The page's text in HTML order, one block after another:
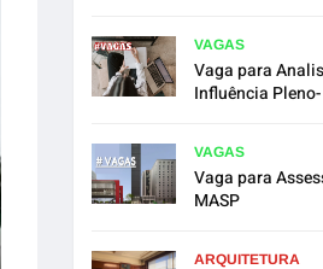
VAGAS
Vaga para
Influência
VAGAS
Vaga para
MASP
ARQUITETURA